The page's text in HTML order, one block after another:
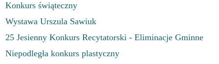
Konkurs świąteczny
Wystawa Urszula Sawiuk
25 Jesienny Konkurs Recytatorski - Eliminacje Gminne
Niepodległa konkurs plastyczny